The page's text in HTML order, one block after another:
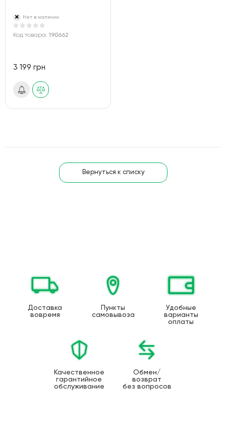
Нет в наличии
Код товара: 190662
3 199 грн
Вернуться к списку
Доставка
вовремя
Пункты
самовывоза
Удобные
варианты
оплаты
Качественное
гарантийное
обслуживание
Обмен/
возврат
без вопросов